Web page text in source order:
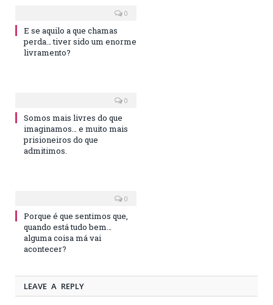
0
E se aquilo a que chamas
perda… tiver sido um enorme
livramento?
0
Somos mais livres do que
imaginamos… e muito mais
prisioneiros do que
admitimos.
0
Porque é que sentimos que,
quando está tudo bem…
alguma coisa má vai
acontecer?
LEAVE A REPLY